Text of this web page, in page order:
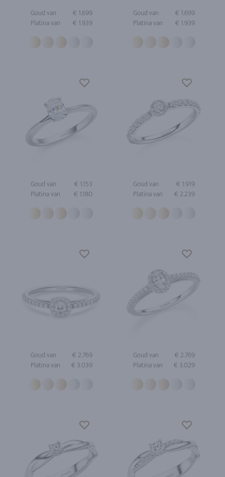
Goud van
€ 1.699
Platina van
€ 1.939
Goud van
€ 1.699
Platina van
€ 1.939
Goud van
€ 1.153
Platina van
€ 1.180
Goud van
€ 1.919
Platina van
€ 2.239
Goud van
€ 2.769
Platina van
€ 3.039
Goud van
€ 2.769
Platina van
€ 3.029